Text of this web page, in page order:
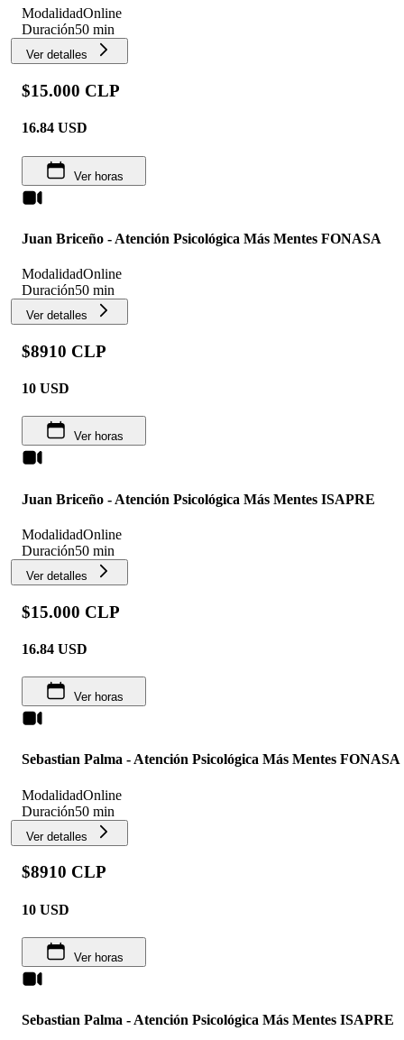
ModalidadOnline
Duración50 min
Ver detalles
$15.000 CLP
16.84 USD
Ver horas
Juan Briceño - Atención Psicológica Más Mentes FONASA
ModalidadOnline
Duración50 min
Ver detalles
$8910 CLP
10 USD
Ver horas
Juan Briceño - Atención Psicológica Más Mentes ISAPRE
ModalidadOnline
Duración50 min
Ver detalles
$15.000 CLP
16.84 USD
Ver horas
Sebastian Palma - Atención Psicológica Más Mentes FONASA
ModalidadOnline
Duración50 min
Ver detalles
$8910 CLP
10 USD
Ver horas
Sebastian Palma - Atención Psicológica Más Mentes ISAPRE